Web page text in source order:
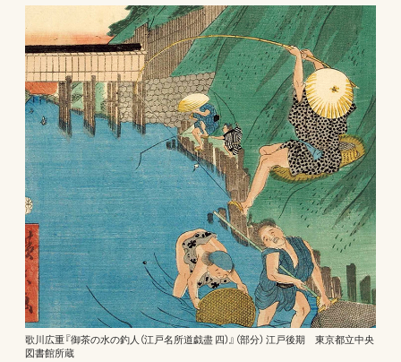
歌川広重『御茶の水の釣人（江戸名所道戯盡 四）』（部分） 江戸後期 東京都立中央
図書館所蔵